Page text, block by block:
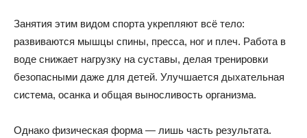
Занятия этим видом спорта укрепляют всё тело:
развиваются мышцы спины, пресса, ног и плеч. Работа в
воде снижает нагрузку на суставы, делая тренировки
безопасными даже для детей. Улучшается дыхательная
система, осанка и общая выносливость организма.
Однако физическая форма — лишь часть результата.